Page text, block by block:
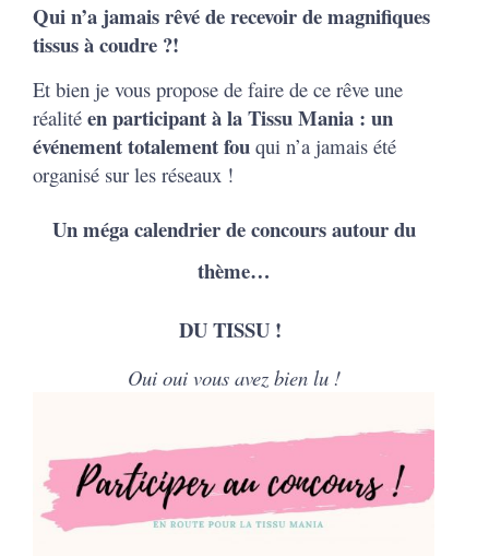
Qui n’a jamais rêvé de recevoir de magnifiques
tissus à coudre ?!
Et bien je vous propose de faire de ce rêve une
réalité en participant à la Tissu Mania : un
événement totalement fou qui n’a jamais été
organisé sur les réseaux !
Un méga calendrier de concours autour du
thème…
DU TISSU !
Oui oui vous avez bien lu !